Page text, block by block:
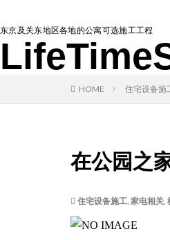
东京及关东地区各地的公寓可选施工工程
HOME 住宅设备施
在公园之
住宅设备施工, 家电相关,